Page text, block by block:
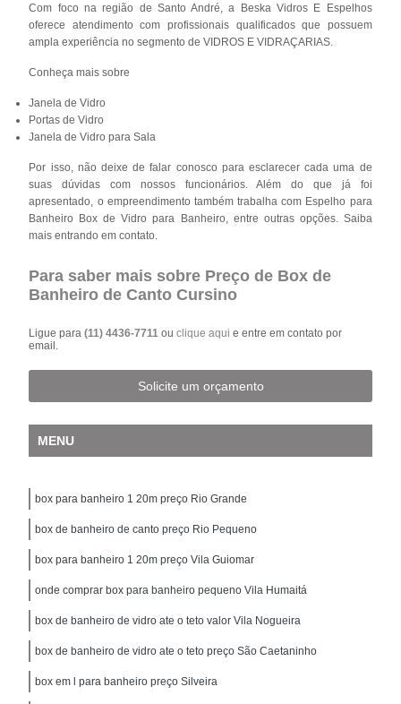
Com foco na região de Santo André, a Beska Vidros E Espelhos
oferece atendimento com profissionais qualificados que possuem
ampla experiência no segmento de VIDROS E VIDRAÇARIAS.
Conheça mais sobre
Janela de Vidro
Portas de Vidro
Janela de Vidro para Sala
Por isso, não deixe de falar conosco para esclarecer cada uma de
suas dúvidas com nossos funcionários. Além do que já foi
apresentado, o empreendimento também trabalha com Espelho para
Banheiro Box de Vidro para Banheiro, entre outras opções. Saiba
mais entrando em contato.
Para saber mais sobre Preço de Box de
Banheiro de Canto Cursino
Ligue para(11) 4436-7711ouclique aqui e entre em contato por
email.
Solicite um orçamento
MENU
box para banheiro 1 20m preço Rio Grande
box de banheiro de canto preço Rio Pequeno
box para banheiro 1 20m preço Vila Guiomar
onde comprar box para banheiro pequeno Vila Humaitá
box de banheiro de vidro ate o teto valor Vila Nogueira
box de banheiro de vidro ate o teto preço São Caetaninho
box em l para banheiro preço Silveira